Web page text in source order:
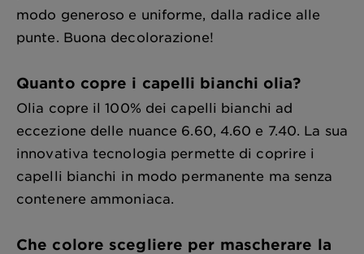
modo generoso e uniforme, dalla radice alle
punte. Buona decolorazione!
Quanto copre i capelli bianchi olia?
Olia copre il 100% dei capelli bianchi ad
eccezione delle nuance 6.60, 4.60 e 7.40. La sua
innovativa tecnologia permette di coprire i
capelli bianchi in modo permanente ma senza
contenere ammoniaca.
Che colore scegliere per mascherare la